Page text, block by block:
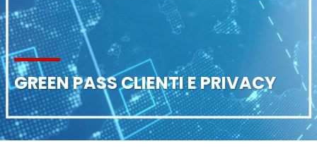
GREEN PASS CLIENTI E PRIVACY